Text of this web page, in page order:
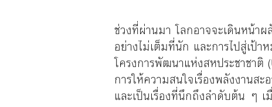
ช่วงที่ผ่านมา โลกอาจจะเดินหน้า
อย่างไม่เต็มที่นัก และการไปสู่เป้
โครงการพัฒนาแห่งสหประชาชาติ
การให้ความสนใจเรื่องพลังงานส
และเป็นเรื่องที่นึกถึงลำดับต้น ๆ